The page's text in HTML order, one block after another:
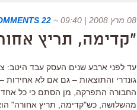
08 מרץ 2008 | 09:40 ~
22 COMMENTS
"קדימה, תריץ
עד לפני ארבע שנים העסק עבד היטב:
גונדרי והתוצאות – גם אם לא אחידות
החבורה התפרקה, מן הסתם כי כל אחד
מהשלושה, כש"קדימה, תריץ אחורה"